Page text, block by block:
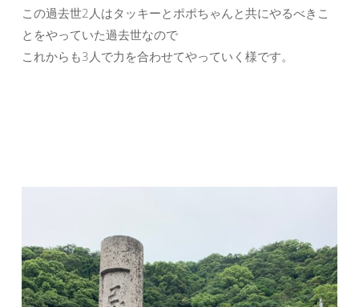
この過去世2人はタッキーとポポちゃんと共にやるべきこ
とをやっていた過去世なので
これからも3人で力を合わせてやっていく様です。